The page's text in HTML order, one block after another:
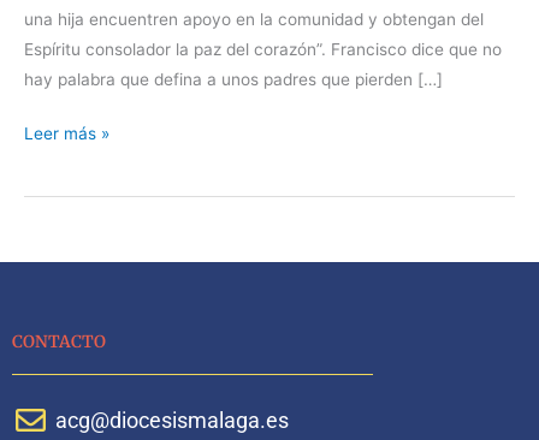
una hija encuentren apoyo en la comunidad y obtengan del
Espíritu consolador la paz del corazón”. Francisco dice que no
hay palabra que defina a unos padres que pierden […]
hijo
Leer más »
CONTACTO
acg@diocesismalaga.es